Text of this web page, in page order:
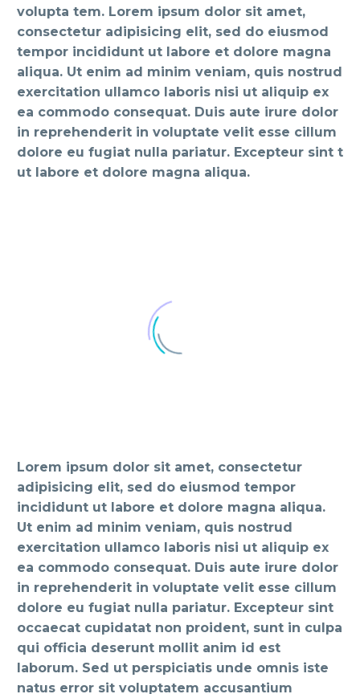
volupta tem. Lorem ipsum dolor sit amet,
consectetur adipisicing elit, sed do eiusmod
tempor incididunt ut labore et dolore magna
aliqua. Ut enim ad minim veniam, quis nostrud
exercitation ullamco laboris nisi ut aliquip ex
ea commodo consequat. Duis aute irure dolor
in reprehenderit in voluptate velit esse cillum
dolore eu fugiat nulla pariatur. Excepteur sint t
ut labore et dolore magna aliqua.
Lorem ipsum dolor sit amet, consectetur
adipisicing elit, sed do eiusmod tempor
incididunt ut labore et dolore magna aliqua.
Ut enim ad minim veniam, quis nostrud
exercitation ullamco laboris nisi ut aliquip ex
ea commodo consequat. Duis aute irure dolor
in reprehenderit in voluptate velit esse cillum
dolore eu fugiat nulla pariatur. Excepteur sint
occaecat cupidatat non proident, sunt in culpa
qui officia deserunt mollit anim id est
laborum. Sed ut perspiciatis unde omnis iste
natus error sit voluptatem accusantium